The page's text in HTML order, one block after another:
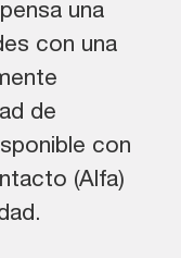
una
con una
de
con
(Alfa)